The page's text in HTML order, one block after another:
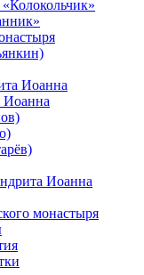
Иоанна
Иоанна
Иоанна
монастыря